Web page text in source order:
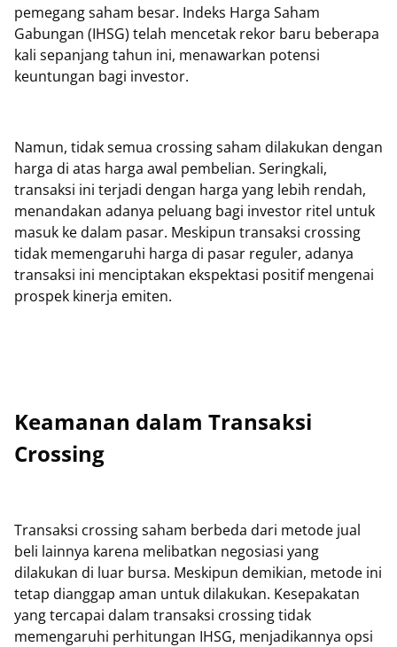
pemegang saham besar. Indeks Harga Saham
Gabungan (IHSG) telah mencetak rekor baru beberapa
kali sepanjang tahun ini, menawarkan potensi
keuntungan bagi investor.
Namun, tidak semua crossing saham dilakukan dengan
harga di atas harga awal pembelian. Seringkali,
transaksi ini terjadi dengan harga yang lebih rendah,
menandakan adanya peluang bagi investor ritel untuk
masuk ke dalam pasar. Meskipun transaksi crossing
tidak memengaruhi harga di pasar reguler, adanya
transaksi ini menciptakan ekspektasi positif mengenai
prospek kinerja emiten.
Keamanan dalam Transaksi
Crossing
Transaksi crossing saham berbeda dari metode jual
beli lainnya karena melibatkan negosiasi yang
dilakukan di luar bursa. Meskipun demikian, metode ini
tetap dianggap aman untuk dilakukan. Kesepakatan
yang tercapai dalam transaksi crossing tidak
memengaruhi perhitungan IHSG, menjadikannya opsi